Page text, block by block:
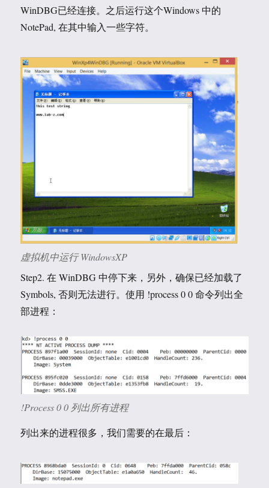
WinDBG已经连接。之后运行这个Windows 中的
NotePad, 在其中输入一些字符。
虚拟机中运行 WindowsXP
Step2. 在 WinDBG 中停下来，另外，确保已经加载了
Symbols, 否则无法进行。使用 !process 0 0 命令列出全
部进程：
!Process 0 0 列出所有进程
列出来的进程很多，我们需要的在最后：